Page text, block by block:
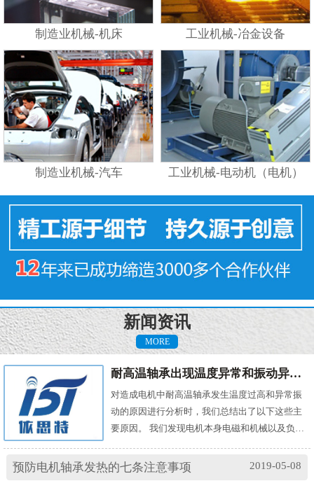
制造业机械-机床 工业机械-冶金设备
制造业机械-汽车 工业机械-电动机（电机）
新闻资讯
MORE
耐高温轴承出现温度异常和振动异常的原因有哪些？
对造成电机中耐高温轴承发生温度过高和异常振
动的原因进行分析时，我们总结出了以下这些主
要原因。 我们发现电机本身电磁和机械以及负载
振动产生影响。其中造成温度过高的原因主要
2019-05-08
预防电机轴承发热的七条注意事项